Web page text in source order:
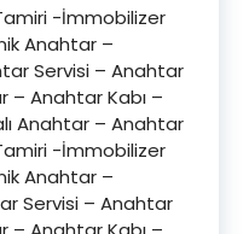
-İmmobilizer
Anahtar –
Servisi – Anahtar
– Anahtar Kabı –
Anahtar – Anahtar
-İmmobilizer
Anahtar –
Servisi – Anahtar